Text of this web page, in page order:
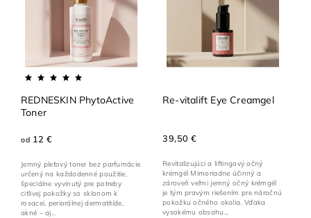
REDNESKIN PhytoActive
Toner
od 12 €
Jemný pleťový toner bez parfumácie
určený na každodenné použitie,
špeciálne vyvinutý pre potreby
citlivej pokožky so sklonom k
rosacei, periorálnej dermatitíde,
akné – aj...
Re-vitalift Eye Creamgel
39,50 €
Revitalizujúci a liftingový očný
krémgél Mimoriadne účinný a
zároveň veľmi jemný očný krémgél
je tým pravým riešením pre náročnú
pokožku očného okolia. Vďaka
vysokému obsahu...